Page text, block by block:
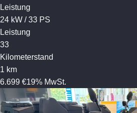
Leistung
24 kW / 33 PS
Leistung
33
Kilometerstand
1 km
6.699 €19% MwSt.